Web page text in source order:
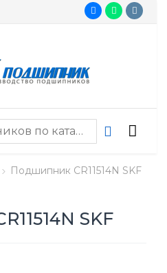
Подшипник CR11514N SKF
SKF